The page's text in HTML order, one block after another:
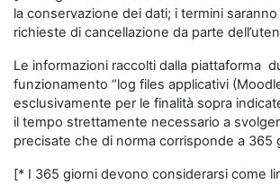
la conservazione dei dati; i termini
richieste di cancellazione da parte
Le informazioni raccolti dalla piattaforma
funzionamento “log files applicativi
esclusivamente per le finalità sopra
il tempo strettamente necessario a
precisate che di norma corrisponde a 365
[* I 365 giorni devono considerarsi come